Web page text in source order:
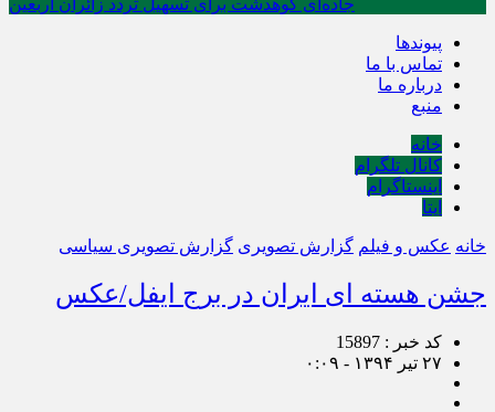
جاده‌ای کوهدشت برای تسهیل تردد زائران اربعین
پیوندها
تماس با ما
درباره ما
منبع
خانه
کانال تلگرام
اینستاگرام
ایتا
خانه عکس و فیلم گزارش تصویری گزارش تصویری سیاسی
جشن هسته ای ایران در برج ایفل/عکس
کد خبر : 15897
۲۷ تیر ۱۳۹۴ - ۰:۰۹